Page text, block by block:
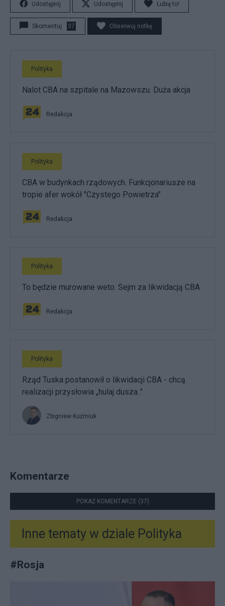
Udostępnij Udostępnij Lubię to!
Skomentuj 37 Obserwuj notkę
Polityka
Nalot CBA na szpitale na Mazowszu. Duża akcja
Redakcja
Polityka
CBA w budynkach rządowych. Funkcjonariusze na
tropie afer wokół "Czystego Powietrza"
Redakcja
Polityka
To będzie murowane weto. Sejm za likwidacją CBA
Redakcja
Polityka
Rząd Tuska postanowił o likwidacji CBA - chcą
realizacji przysłowia „hulaj dusza.."
Zbigniew Kuźmiuk
Komentarze
POKAŻ KOMENTARZE (37)
Inne tematy w dziale Polityka
#Rosja